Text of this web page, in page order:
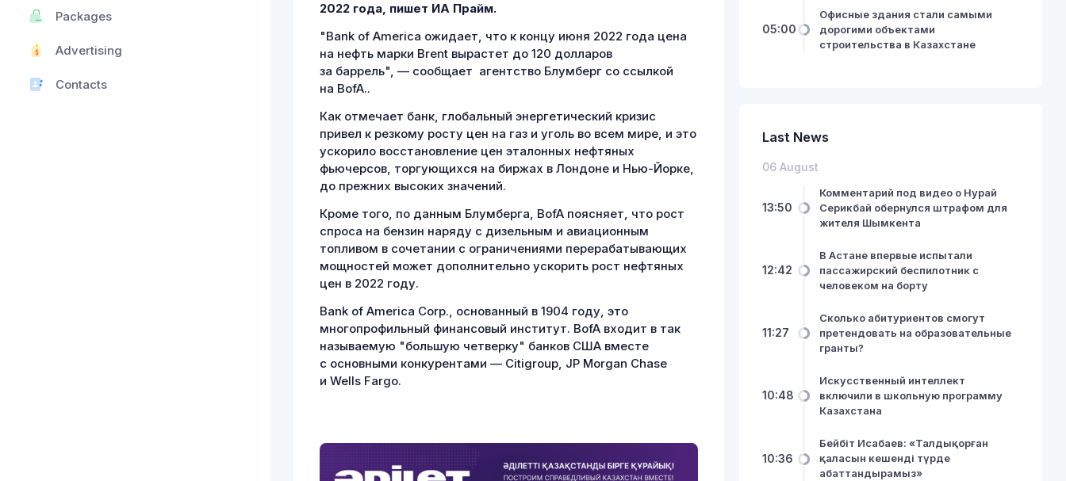
Packages
Advertising
Contacts
2022 года, пишет ИА Прайм.
"Bank of America ожидает, что к концу июня 2022 года цена
на нефть марки Brent вырастет до 120 долларов
за баррель", — сообщает агентство Блумберг со ссылкой
на BofA..
Как отмечает банк, глобальный энергетический кризис
привел к резкому росту цен на газ и уголь во всем мире, и это
ускорило восстановление цен эталонных нефтяных
фьючерсов, торгующихся на биржах в Лондоне и Нью-Йорке,
до прежних высоких значений.
Кроме того, по данным Блумберга, BofA поясняет, что рост
спроса на бензин наряду с дизельным и авиационным
топливом в сочетании с ограничениями перерабатывающих
мощностей может дополнительно ускорить рост нефтяных
цен в 2022 году.
Bank of America Corp., основанный в 1904 году, это
многопрофильный финансовый институт. BofA входит в так
называемую "большую четверку" банков США вместе
с основными конкурентами — Citigroup, JP Morgan Chase
и Wells Fargo.
05:00
Офисные здания стали самыми
дорогими объектами
строительства в Казахстане
Last News
06 August
13:50
Комментарий под видео о Нурай
Серикбай обернулся штрафом для
жителя Шымкента
12:42
В Астане впервые испытали
пассажирский беспилотник с
человеком на борту
11:27
Сколько абитуриентов смогут
претендовать на образовательные
гранты?
10:48
Искусственный интеллект
включили в школьную программу
Казахстана
10:36
Бейбіт Исабаев: «Талдықорған
қаласын кешенді түрде
абаттандырамыз»